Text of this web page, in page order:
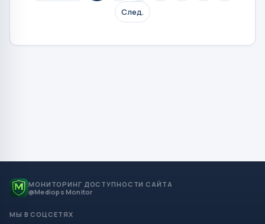
След.
МОНИТОРИНГ ДОСТУПНОСТИ САЙТА
@Mediops Monitor
МЫ В СОЦСЕТЯХ